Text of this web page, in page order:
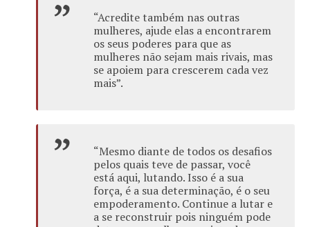
“Acredite também nas outras
mulheres, ajude elas a encontrarem
os seus poderes para que as
mulheres não sejam mais rivais, mas
se apoiem para crescerem cada vez
mais”.
“Mesmo diante de todos os desafios
pelos quais teve de passar, você
está aqui, lutando. Isso é a sua
força, é a sua determinação, é o seu
empoderamento. Continue a lutar e
a se reconstruir pois ninguém pode